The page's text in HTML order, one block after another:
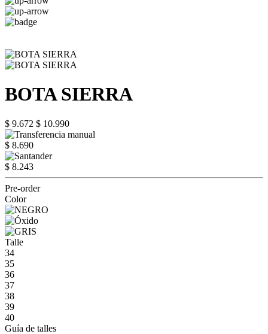
BOTA SIERRA
$ 9.672 $ 10.990
$ 8.690
$ 8.243
Pre-order
Color
Talle
34
35
36
37
38
39
40
Guía de talles